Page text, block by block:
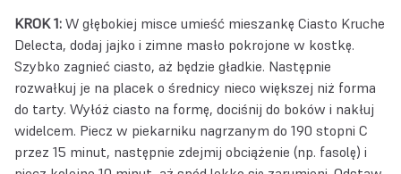
KROK 1: W głębokiej misce umieść mieszankę Ciasto Kruche
Delecta, dodaj jajko i zimne masło pokrojone w kostkę.
Szybko zagnieć ciasto, aż będzie gładkie. Następnie
rozwałkuj je na placek o średnicy nieco większej niż forma
do tarty. Wyłóż ciasto na formę, dociśnij do boków i nakłuj
widelcem. Piecz w piekarniku nagrzanym do 190 stopni C
przez 15 minut, następnie zdejmij obciążenie (np. fasolę) i